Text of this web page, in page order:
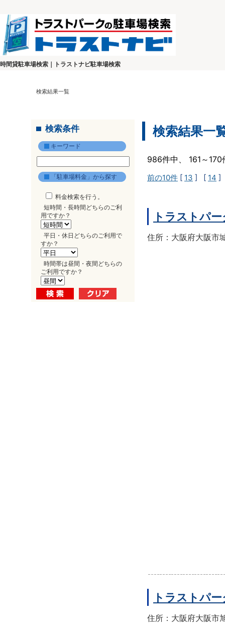
時間貸駐車場検索｜トラストナビ駐車場検索
検索結果一覧
検索条件
キーワード
「駐車場料金」から探す
料金検索を行う。
短時間・長時間どちらのご利
用ですか？
平日・休日どちらのご利用で
すか？
時間帯は昼間・夜間どちらの
ご利用ですか？
検索結果一
986件中、 161～
前の10件 [ 13 ] [ 14 ]
トラストパ
住所：大阪府大阪市
トラストパ
住所：大阪府大阪市